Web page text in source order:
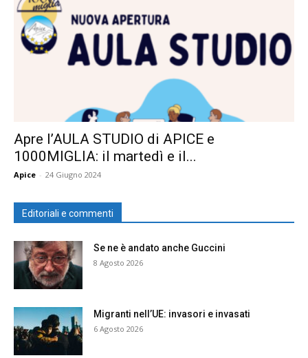
Apre l’AULA STUDIO di APICE e
1000MIGLIA: il martedì e il...
Apice - 24 Giugno 2024
Editoriali e commenti
Se ne è andato anche Guccini
8 Agosto 2026
Migranti nell’UE: invasori e invasati
6 Agosto 2026